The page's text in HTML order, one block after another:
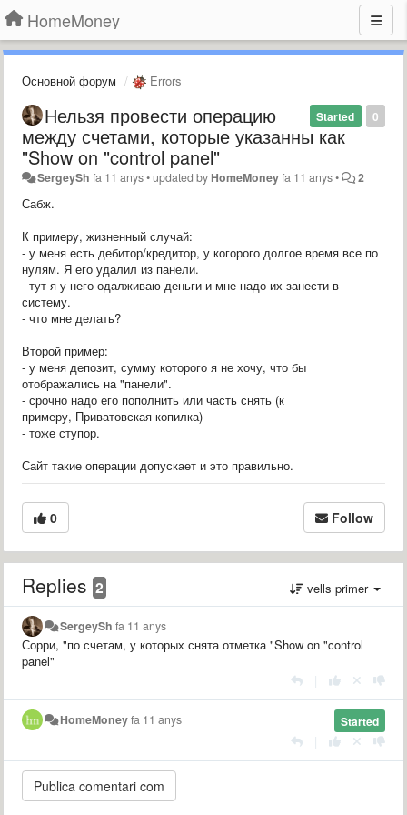
HomeMoney
Основной форум Errors
0
Started
Нельзя провести операцию
между счетами, которые указанны как
"Show on "control panel"
SergeySh fa 11 anys•updated by HomeMoneyfa 11 anys• 2
Сабж.
К примеру, жизненный случай:
- у меня есть дебитор/кредитор, у когорого долгое время все по
нулям. Я его удалил из панели.
- тут я у него одалживаю деньги и мне надо их занести в
систему.
- что мне делать?
Второй пример:
- у меня депозит, сумму которого я не хочу, что бы
отображались на "панели".
- срочно надо его пополнить или часть снять (к
примеру, Приватовская копилка)
- тоже ступор.
Сайт такие операции допускает и это правильно.
0 Follow
Replies 2 vells primer
SergeySh fa 11 anys
Сорри, "по счетам, у которых снята отметка "Show on "control
panel"
Started
HomeMoneyfa 11 anys